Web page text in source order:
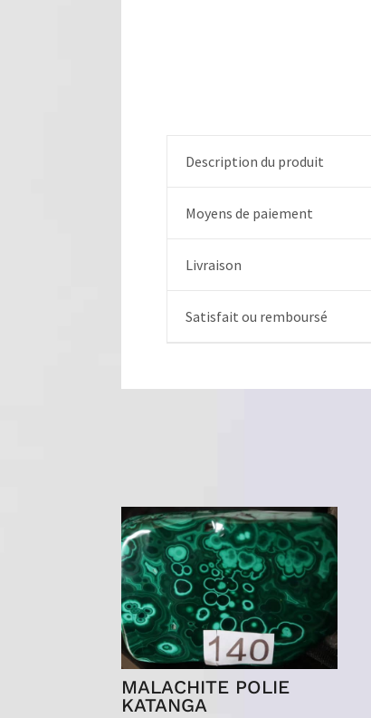
Description du produit
Moyens de paiement
Livraison
Satisfait ou remboursé
MALACHITE POLIE
KATANGA